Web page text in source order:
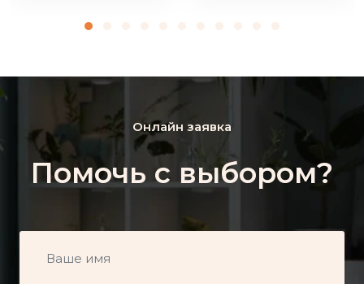
Онлайн заявка
Помочь с выбором?